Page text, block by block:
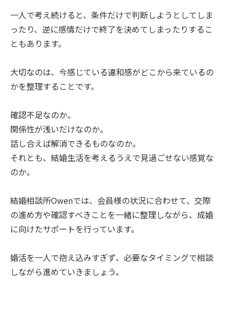
一人で考え続けると、条件だけで判断しようとしてしま
ったり、逆に感情だけで終了を決めてしまったりするこ
ともあります。
大切なのは、今感じている違和感がどこから来ているの
かを整理することです。
確認不足なのか。
関係性が浅いだけなのか。
話し合えば解消できるものなのか。
それとも、結婚生活を考えるうえで見過ごせない感覚な
のか。
結婚相談所Owenでは、会員様の状況に合わせて、交際
の進め方や確認すべきことを一緒に整理しながら、成婚
に向けたサポートを行っています。
婚活を一人で抱え込みすぎず、必要なタイミングで相談
しながら進めていきましょう。